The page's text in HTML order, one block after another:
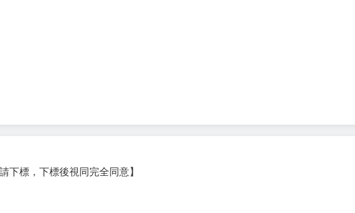
GIANT》系列，也譯有許多吉他技法相關書籍對，音樂方面具